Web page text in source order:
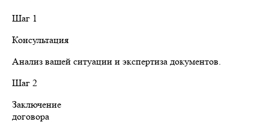
Шаг 1
Консультация
Анализ вашей ситуации и экспертиза документов.
Шаг 2
Заключение
договора